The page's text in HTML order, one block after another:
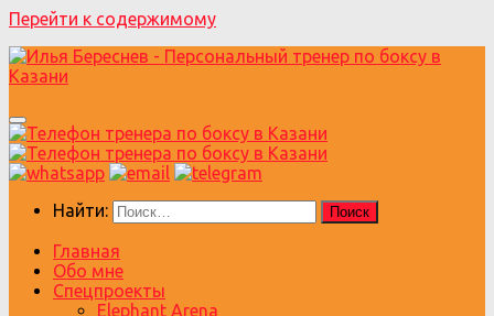
Перейти к содержимому
Найти:
Главная
Обо мне
Спецпроекты
Elephant Arena